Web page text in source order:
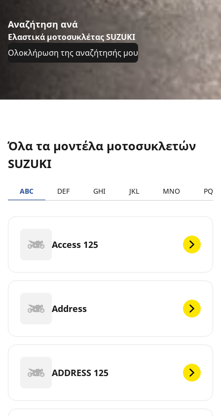
Αναζήτηση ανά
Ελαστικά μοτοσυκλέτας SUZUKI
Ολοκλήρωση της αναζήτησής μου
Όλα τα μοντέλα μοτοσυκλετών
SUZUKI
ABC DEF GHI JKL MNO PQRS
Access 125
Address
ADDRESS 125